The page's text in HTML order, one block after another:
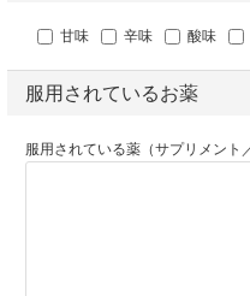
甘味 辛味 酸味
服用されているお薬
服用されている薬（サプリメント